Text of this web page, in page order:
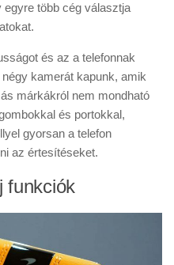
egyre több cég választja
és az a telefonnak
kamerát kapunk, amik
márkákról nem mondható
és portokkal,
gyorsan a telefon
az értesítéseket.
funkciók